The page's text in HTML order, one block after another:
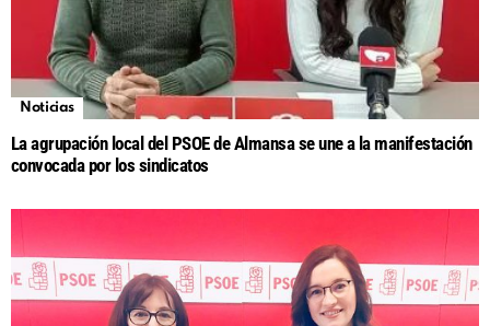
Noticias
La agrupación local del PSOE de Almansa se une a la manifestación
convocada por los sindicatos